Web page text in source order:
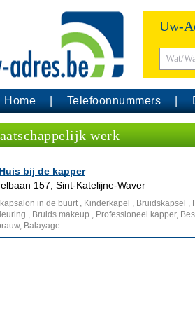
Uw-
Home Telefoonnummers
werk
bij de kapper
157, Sint-Katelijne-Waver
in de buurt , Kinderkapel , Bruidskapsel ,
, Bruids makeup , Professioneel kapper,
Balayage